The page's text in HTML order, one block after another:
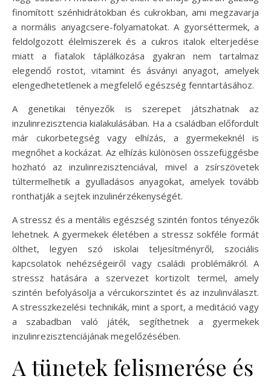
finomított szénhidrátokban és cukrokban, ami megzavarja
a normális anyagcsere-folyamatokat. A gyorséttermek, a
feldolgozott élelmiszerek és a cukros italok elterjedése
miatt a fiatalok táplálkozása gyakran nem tartalmaz
elegendő rostot, vitamint és ásványi anyagot, amelyek
elengedhetetlenek a megfelelő egészség fenntartásához.
A genetikai tényezők is szerepet játszhatnak az
inzulinrezisztencia kialakulásában. Ha a családban előfordult
már cukorbetegség vagy elhízás, a gyermekeknél is
megnőhet a kockázat. Az elhízás különösen összefüggésbe
hozható az inzulinrezisztenciával, mivel a zsírszövetek
túltermelhetik a gyulladásos anyagokat, amelyek tovább
ronthatják a sejtek inzulinérzékenységét.
A stressz és a mentális egészség szintén fontos tényezők
lehetnek. A gyermekek életében a stressz sokféle formát
ölthet, legyen szó iskolai teljesítményről, szociális
kapcsolatok nehézségeiről vagy családi problémákról. A
stressz hatására a szervezet kortizolt termel, amely
szintén befolyásolja a vércukorszintet és az inzulinválaszt.
A stresszkezelési technikák, mint a sport, a meditáció vagy
a szabadban való játék, segíthetnek a gyermekek
inzulinrezisztenciájának megelőzésében.
A tünetek felismerése és